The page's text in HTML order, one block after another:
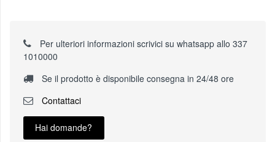
Per ulteriori informazioni scrivici su whatsapp allo 337
1010000
Se il prodotto è disponibile consegna in 24/48 ore
Contattaci
Hai domande?